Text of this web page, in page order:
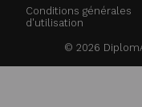
Conditions générales
d'utilisation
© 2026